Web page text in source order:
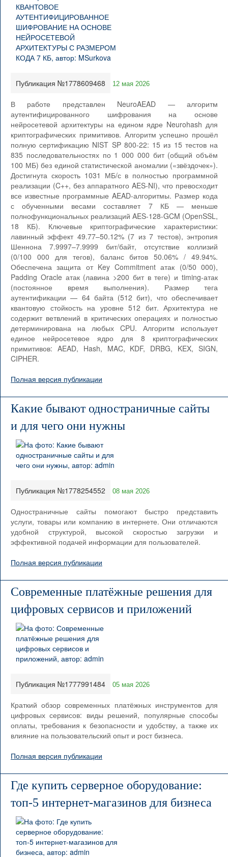
Публикация №1778609468 12 мая 2026
В работе представлен NeuroAEAD — алгоритм
аутентифицированного шифрования на основе
нейросетевой архитектуры на едином ядре Neurohash для
криптографических примитивов. Алгоритм успешно прошёл
полную сертификацию NIST SP 800-22: 15 из 15 тестов на
835 последовательностях по 1 000 000 бит (общий объём
100 МБ) без единой статистической аномалии («звёздочек»).
Достигнута скорость 1031 МБ/с в полностью программной
реализации (C++, без аппаратного AES-NI), что превосходит
все известные программные AEAD-алгоритмы. Размер кода
с обученными весами составляет 7 КБ — меньше
полнофункциональных реализаций AES-128-GCM (OpenSSL,
18 КБ). Ключевые криптографические характеристики:
лавинный эффект 49.77–50.12% (7 из 7 тестов), энтропия
Шеннона 7.9997–7.9999 бит/байт, отсутствие коллизий
(0/100 000 для тегов), баланс битов 50.06% / 49.94%.
Обеспечена защита от Key Commitment атак (0/50 000),
Padding Oracle атак (лавина >200 бит в теге) и timing-атак
(постоянное время выполнения). Размер тега
аутентификации — 64 байта (512 бит), что обеспечивает
квантовую стойкость на уровне 512 бит. Архитектура не
содержит ветвлений в критических операциях и полностью
детерминирована на любых CPU. Алгоритм использует
единое нейросетевое ядро для 8 криптографических
примитивов: AEAD, Hash, MAC, KDF, DRBG, KEX, SIGN,
CIPHER.
Полная версия публикации
Какие бывают одностраничные сайты
и для чего они нужны
Публикация №1778254552 08 мая 2026
Одностраничные сайты помогают быстро представить
услуги, товары или компанию в интернете. Они отличаются
удобной структурой, высокой скоростью загрузки и
эффективной подачей информации для пользователей.
Полная версия публикации
Современные платёжные решения для
цифровых сервисов и приложений
Публикация №1777991484 05 мая 2026
Краткий обзор современных платёжных инструментов для
цифровых сервисов: виды решений, популярные способы
оплаты, требования к безопасности и удобству, а также их
влияние на пользовательский опыт и рост бизнеса.
Полная версия публикации
Где купить серверное оборудование:
топ-5 интернет-магазинов для бизнеса